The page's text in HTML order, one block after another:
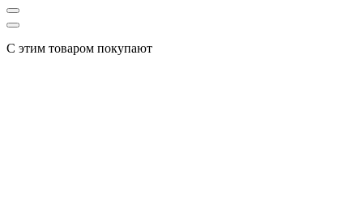
С этим товаром покупают